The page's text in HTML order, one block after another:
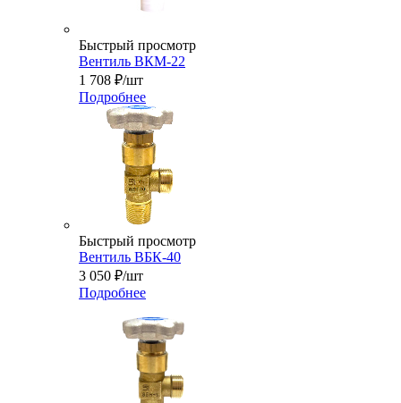
Быстрый просмотр
Вентиль ВКМ-22
1 708 ₽/шт
Подробнее
Быстрый просмотр
Вентиль ВБК-40
3 050 ₽/шт
Подробнее